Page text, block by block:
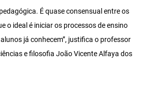
É quase consensual entre os
o ideal é iniciar os processos de ensino
já conhecem”, justifica o professor
e filosofia João Vicente Alfaya dos